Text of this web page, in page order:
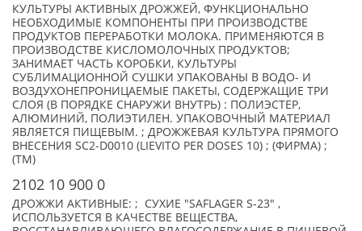
КУЛЬТУРЫ АКТИВНЫХ ДРОЖЖЕЙ, ФУНКЦИОНАЛЬНО
НЕОБХОДИМЫЕ КОМПОНЕНТЫ ПРИ ПРОИЗВОДСТВЕ
ПРОДУКТОВ ПЕРЕРАБОТКИ МОЛОКА. ПРИМЕНЯЮТСЯ В
ПРОИЗВОДСТВЕ КИСЛОМОЛОЧНЫХ ПРОДУКТОВ;
ЗАНИМАЕТ ЧАСТЬ КОРОБКИ, КУЛЬТУРЫ
СУБЛИМАЦИОННОЙ СУШКИ УПАКОВАНЫ В ВОДО- И
ВОЗДУХОНЕПРОНИЦАЕМЫЕ ПАКЕТЫ, СОДЕРЖАЩИЕ ТРИ
СЛОЯ (В ПОРЯДКЕ СНАРУЖИ ВНУТРЬ) : ПОЛИЭСТЕР,
АЛЮМИНИЙ, ПОЛИЭТИЛЕН. УПАКОВОЧНЫЙ МАТЕРИАЛ
ЯВЛЯЕТСЯ ПИЩЕВЫМ. ; ДРОЖЖЕВАЯ КУЛЬТУРА ПРЯМОГО
ВНЕСЕНИЯ SC2-D0010 (LIEVITO PER DOSES 10) ; (ФИРМА) ;
(TM)
2102 10 900 0
ДРОЖЖИ АКТИВНЫЕ: ; СУХИЕ "SAFLAGER S-23" ,
ИСПОЛЬЗУЕТСЯ В КАЧЕСТВЕ ВЕЩЕСТВА,